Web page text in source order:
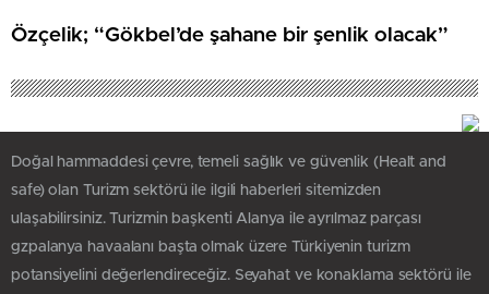
Özçelik; “Gökbel’de şahane bir şenlik olacak”
Doğal hammaddesi çevre, temeli sağlık ve güvenlik (Healt and
safe) olan Turizm sektörü ile ilgili haberleri sitemizden
ulaşabilirsiniz. Turizmin başkenti Alanya ile ayrılmaz parçası
gzpalanya havaalanı başta olmak üzere Türkiyenin turizm
potansiyelini değerlendireceğiz. Seyahat ve konaklama sektörü ile